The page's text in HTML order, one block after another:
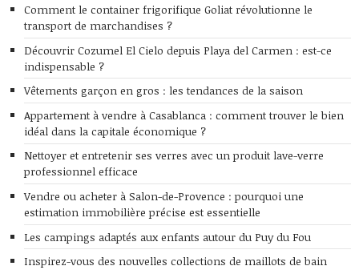
Comment le container frigorifique Goliat révolutionne le
transport de marchandises ?
Découvrir Cozumel El Cielo depuis Playa del Carmen : est-ce
indispensable ?
Vêtements garçon en gros : les tendances de la saison
Appartement à vendre à Casablanca : comment trouver le bien
idéal dans la capitale économique ?
Nettoyer et entretenir ses verres avec un produit lave-verre
professionnel efficace
Vendre ou acheter à Salon-de-Provence : pourquoi une
estimation immobilière précise est essentielle
Les campings adaptés aux enfants autour du Puy du Fou
Inspirez-vous des nouvelles collections de maillots de bain